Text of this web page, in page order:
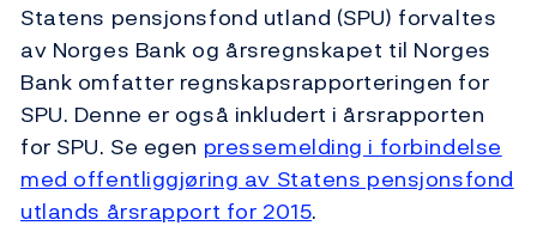
Statens pensjonsfond utland (SPU) forvaltes
av Norges Bank og årsregnskapet til Norges
Bank omfatter regnskapsrapporteringen for
SPU. Denne er også inkludert i årsrapporten
for SPU. Se egen pressemelding i forbindelse
med offentliggjøring av Statens pensjonsfond
utlands årsrapport for 2015.